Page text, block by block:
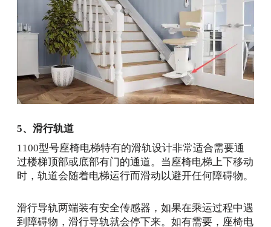
5、滑行轨道
1100型号座椅电梯特有的滑轨设计非常适合需要通
过楼梯顶部或底部有门的通道。当座椅电梯上下移动
时，轨道会随着电梯运行而滑动以避开任何障碍物。
滑行导轨两端装有安全传感器，如果在乘运过程中遇
到障碍物，滑行导轨就会停下来。如有需要，座椅电